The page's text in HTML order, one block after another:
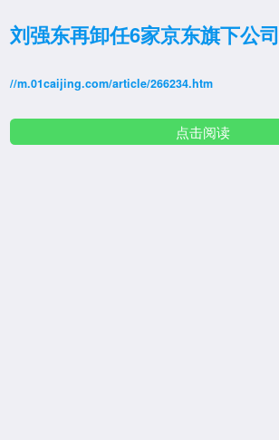
刘强东再卸任6家京东旗下公
//m.01caijing.com/article/266234.htm
点击阅读